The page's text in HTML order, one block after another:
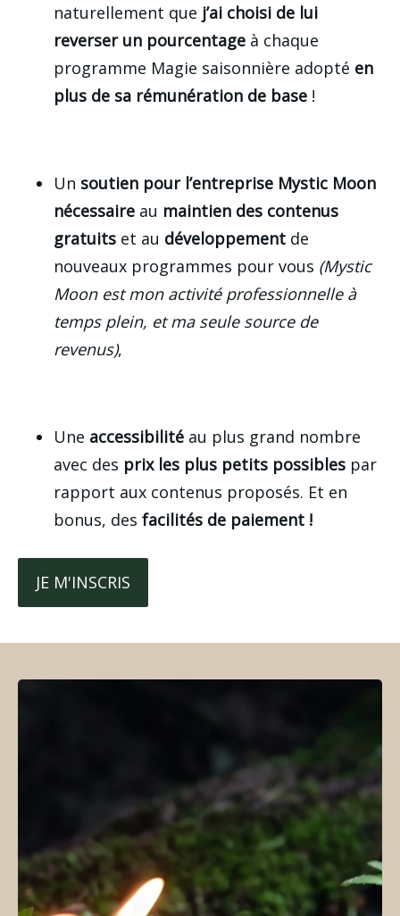
naturellement que j’ai choisi de lui
reverser un pourcentage à chaque
programme Magie saisonnière adopté en
plus de sa rémunération de base !
Un soutien pour l’entreprise Mystic Moon
nécessaire au maintien des contenus
gratuits et au développement de
nouveaux programmes pour vous (Mystic
Moon est mon activité professionnelle à
temps plein, et ma seule source de
revenus),
Une accessibilité au plus grand nombre
avec des prix les plus petits possibles par
rapport aux contenus proposés. Et en
bonus, des facilités de paiement !
JE M'INSCRIS